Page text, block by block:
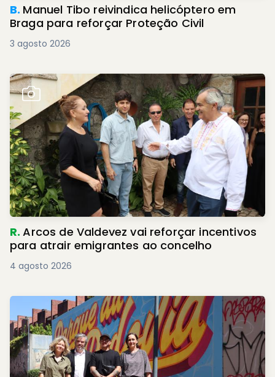
B. Manuel Tibo reivindica helicóptero em
Braga para reforçar Proteção Civil
3 agosto 2026
R.Arcos de Valdevez vai reforçar incentivos
para atrair emigrantes ao concelho
4 agosto 2026